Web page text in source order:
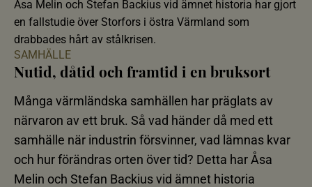
Åsa Melin och Stefan Backius vid ämnet historia har gjort
en fallstudie över Storfors i östra Värmland som
drabbades hårt av stålkrisen.
SAMHÄLLE
Nutid, dåtid och framtid i en bruksort
Många värmländska samhällen har präglats av
närvaron av ett bruk. Så vad händer då med ett
samhälle när industrin försvinner, vad lämnas kvar
och hur förändras orten över tid? Detta har Åsa
Melin och Stefan Backius vid ämnet historia